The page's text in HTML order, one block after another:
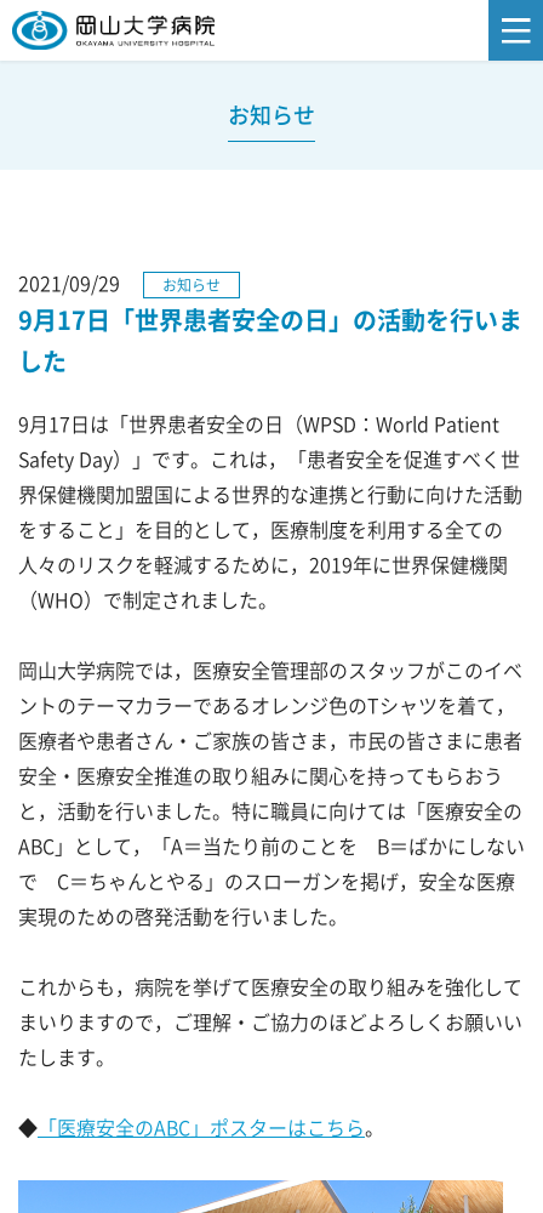
お知らせ
2021/09/29 お知らせ
9月17日「世界患者安全の日」の活動を行いま
した
9月17日は「世界患者安全の日（WPSD：World Patient
Safety Day）」です。これは，「患者安全を促進すべく世
界保健機関加盟国による世界的な連携と行動に向けた活動
をすること」を目的として，医療制度を利用する全ての
人々のリスクを軽減するために，2019年に世界保健機関
（WHO）で制定されました。
岡山大学病院では，医療安全管理部のスタッフがこのイベ
ントのテーマカラーであるオレンジ色のTシャツを着て，
医療者や患者さん・ご家族の皆さま，市民の皆さまに患者
安全・医療安全推進の取り組みに関心を持ってもらおう
と，活動を行いました。特に職員に向けては「医療安全の
ABC」として，「A＝当たり前のことを B＝ばかにしない
で C＝ちゃんとやる」のスローガンを掲げ，安全な医療
実現のための啓発活動を行いました。
これからも，病院を挙げて医療安全の取り組みを強化して
まいりますので，ご理解・ご協力のほどよろしくお願いい
たします。
◆ 「医療安全のABC」ポスターはこちら。